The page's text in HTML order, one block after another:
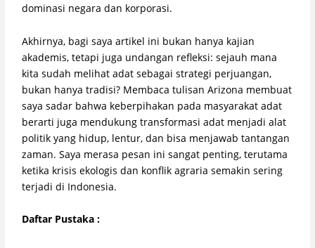
dominasi negara dan korporasi.
Akhirnya, bagi saya artikel ini bukan hanya kajian
akademis, tetapi juga undangan refleksi: sejauh mana
kita sudah melihat adat sebagai strategi perjuangan,
bukan hanya tradisi? Membaca tulisan Arizona membuat
saya sadar bahwa keberpihakan pada masyarakat adat
berarti juga mendukung transformasi adat menjadi alat
politik yang hidup, lentur, dan bisa menjawab tantangan
zaman. Saya merasa pesan ini sangat penting, terutama
ketika krisis ekologis dan konflik agraria semakin sering
terjadi di Indonesia.
Daftar Pustaka :